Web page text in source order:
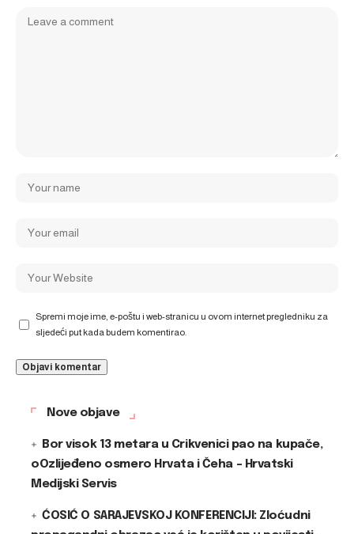
Spremi moje ime, e-poštu i web-stranicu u ovom internet pregledniku za
sljedeći put kada budem komentirao.
Nove objave
Bor visok 13 metara u Crikvenici pao na kupače,
oOzlijeđeno osmero Hrvata i Čeha – Hrvatski
Medijski Servis
ĆOSIĆ O SARAJEVSKOJ KONFERENCIJI: Zloćudni